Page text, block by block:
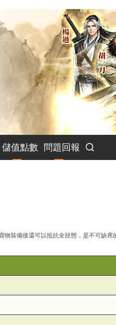
儲值點數 問題回報
裝備後還可以抵抗全狀態，是不可缺席